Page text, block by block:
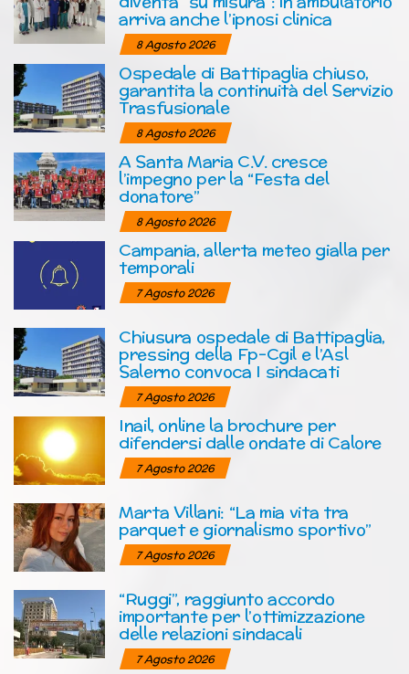
arriva anche l’ipnosi clinica
8 Agosto 2026
Ospedale di Battipaglia chiuso,
garantita la continuità del Servizio
Trasfusionale
8 Agosto 2026
A Santa Maria C.V. cresce
l’impegno per la “Festa del
donatore”
8 Agosto 2026
Campania, allerta meteo gialla per
temporali
7 Agosto 2026
Chiusura ospedale di Battipaglia,
pressing della Fp-Cgil e l’Asl
Salerno convoca I sindacati
7 Agosto 2026
Inail, online la brochure per
difendersi dalle ondate di Calore
7 Agosto 2026
Marta Villani: “La mia vita tra
parquet e giornalismo sportivo”
7 Agosto 2026
“Ruggi”, raggiunto accordo
importante per l’ottimizzazione
delle relazioni sindacali
7 Agosto 2026